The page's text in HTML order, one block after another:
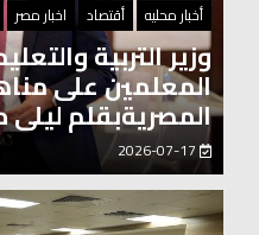
أخبار محليه أقتصاد اخبار مصر
وزير التربية
المعلمين على
المصريةبقلم